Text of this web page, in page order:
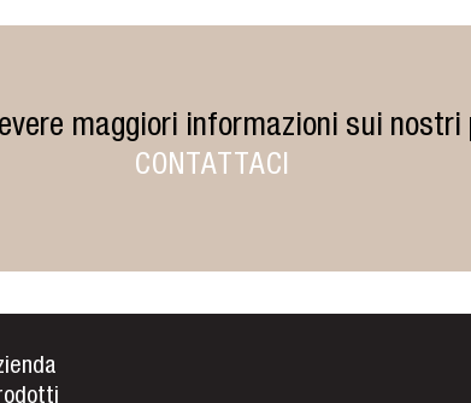
maggiori informazioni sui nostri
CONTATTACI